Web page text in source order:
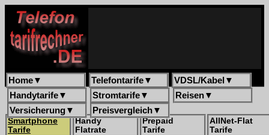
Home▼ Telefontarife▼ VDSL/Kabel ▼
Handytarife▼ Stromtarife▼ Reisen▼
Versicherung▼ Preisvergleich▼
Smartphone
Tarife
Handy
Flatrate
Prepaid
Tarife
AllNet-Flat
Tarife